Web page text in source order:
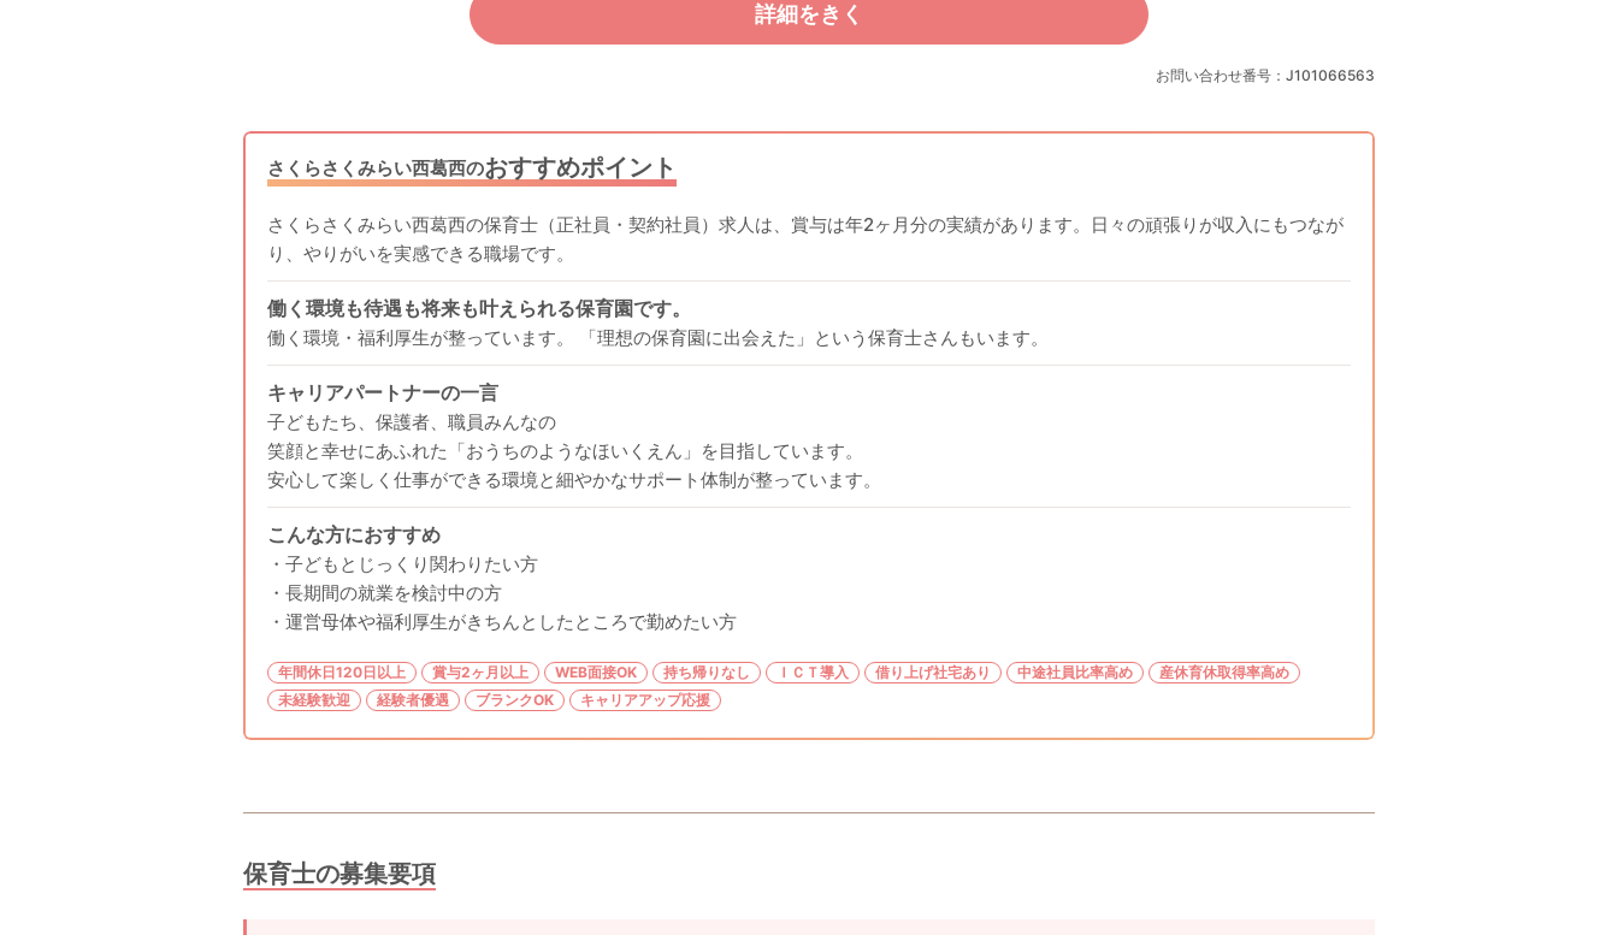
詳細をきく
お問い合わせ番号：J101066563
さくらさくみらい西葛西のおすすめポイント
さくらさくみらい西葛西の保育士（正社員・契約社員）求人は、賞与は年2ヶ月分の実績があります。日々の頑張りが収入にもつなが
り、やりがいを実感できる職場です。
働く環境も待遇も将来も叶えられる保育園です。
働く環境・福利厚生が整っています。 「理想の保育園に出会えた」という保育士さんもいます。
キャリアパートナーの一言
子どもたち、保護者、職員みんなの
笑顔と幸せにあふれた「おうちのようなほいくえん」を目指しています。
安心して楽しく仕事ができる環境と細やかなサポート体制が整っています。
こんな方におすすめ
・子どもとじっくり関わりたい方
・長期間の就業を検討中の方
・運営母体や福利厚生がきちんとしたところで勤めたい方
年間休日120日以上 賞与2ヶ月以上 WEB面接OK 持ち帰りなし ＩＣＴ導入 借り上げ社宅あり 中途社員比率高め
産休育休取得率高め
未経験歓迎
経験者優遇 ブランクOK キャリアアップ応援
保育士の募集要項